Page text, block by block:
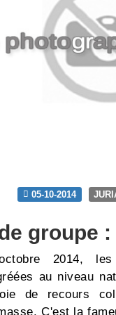
05-10-2014
groupe
2014,
au niveau
de recours
C'est la